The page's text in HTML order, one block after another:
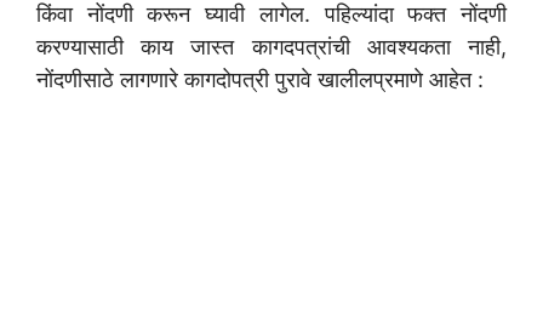
किंवा नोंदणी करून घ्यावी लागेल. पहिल्यांदा फक्त नोंदणी
करण्यासाठी काय जास्त कागदपत्रांची आवश्यकता नाही,
नोंदणीसाठे लागणारे कागदोपत्री पुरावे खालीलप्रमाणे आहेत :